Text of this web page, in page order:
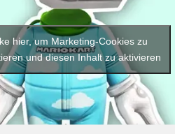
hier, um Marketing-Cookies zu
und diesen Inhalt zu aktivieren